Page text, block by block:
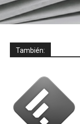
También: